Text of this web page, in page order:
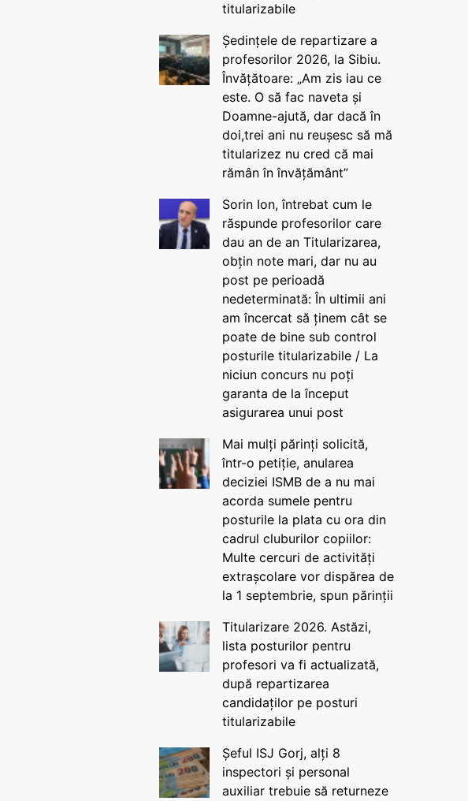
titularizabile
Ședințele de repartizare a
profesorilor 2026, la Sibiu.
Învățătoare: „Am zis iau ce
este. O să fac naveta și
Doamne-ajută, dar dacă în
doi,trei ani nu reușesc să mă
titularizez nu cred că mai
rămân în învățământ”
Sorin Ion, întrebat cum le
răspunde profesorilor care
dau an de an Titularizarea,
obțin note mari, dar nu au
post pe perioadă
nedeterminată: În ultimii ani
am încercat să ținem cât se
poate de bine sub control
posturile titularizabile / La
niciun concurs nu poți
garanta de la început
asigurarea unui post
Mai mulți părinți solicită,
într-o petiție, anularea
deciziei ISMB de a nu mai
acorda sumele pentru
posturile la plata cu ora din
cadrul cluburilor copiilor:
Multe cercuri de activități
extrașcolare vor dispărea de
la 1 septembrie, spun părinții
Titularizare 2026. Astăzi,
lista posturilor pentru
profesori va fi actualizată,
după repartizarea
candidaților pe posturi
titularizabile
Șeful ISJ Gorj, alți 8
inspectori și personal
auxiliar trebuie să returneze